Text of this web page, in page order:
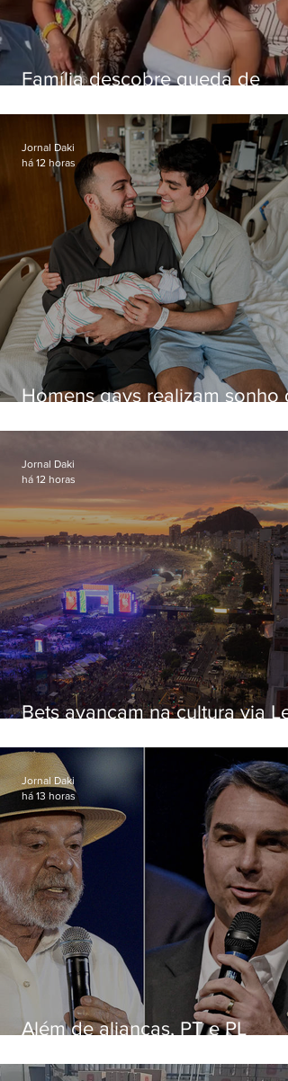
Família descobre queda de
enquanto aguardava segundo
voo
Homens gays realizam sonho
paternidade
Jornal Daki
há 12 horas
Bets avançam na cultura via Lei
artistas
Jornal Daki
há 12 horas
Além de alianças, PT e PL
ancorar disputa nacional nos
Jornal Daki
há 13 horas